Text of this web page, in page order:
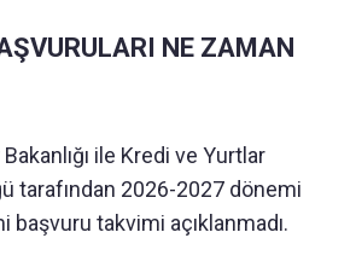
NE ZAMAN
ile Kredi ve Yurtlar
tarafından 2026-2027 dönemi
başvuru takvimi açıklanmadı.